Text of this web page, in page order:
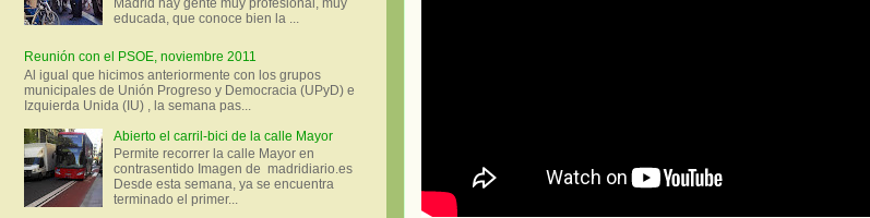
educada, que conoce bien la ...
Reunión con el PSOE, noviembre 2011
Al igual que hicimos anteriormente con los grupos
municipales de Unión Progreso y Democracia (UPyD) e
Izquierda Unida (IU) , la semana pas...
Abierto el carril-bici de la calle Mayor
Permite recorrer la calle Mayor en
contrasentido Imagen de madridiario.es
Desde esta semana, ya se encuentra
terminado el primer...